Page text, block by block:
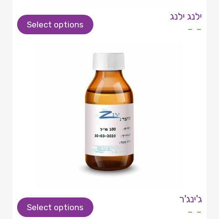
ילנג ילנג
- -
Select options
ג'ינג'ר
- -
Select options